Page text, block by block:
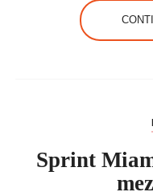
Sprint